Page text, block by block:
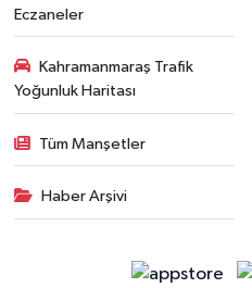
Eczaneler
Kahramanmaraş Trafik
Yoğunluk Haritası
Tüm Manşetler
Haber Arşivi